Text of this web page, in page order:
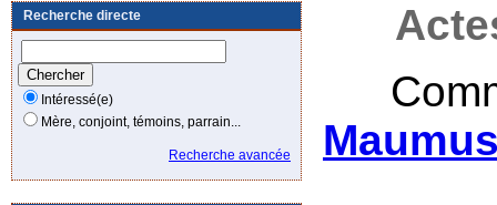
Recherche directe
Intéressé(e)
Mère, conjoint, témoins, parrain...
Recherche avancée